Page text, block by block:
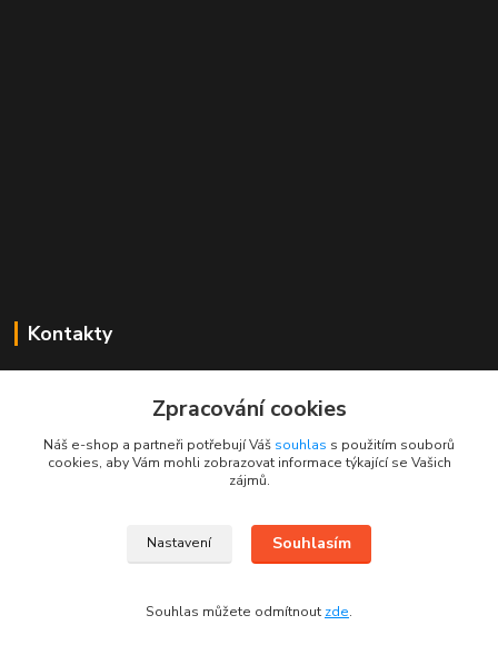
Kontakty
+420 725 613 837
info@rajklubicek.cz
Zpracování cookies
Náš e-shop a partneři potřebují Váš souhlas s použitím souborů
cookies, aby Vám mohli zobrazovat informace týkající se Vašich
zájmů.
Nastavení Souhlasím
Souhlas můžete odmítnout zde.